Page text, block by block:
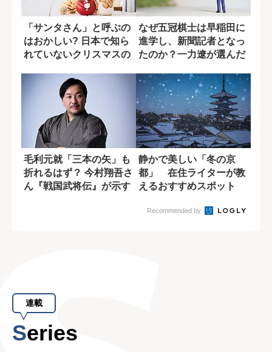
「サンタさん」と呼ぶの
はおかしい? 日本で知ら
れていないクリスマスの
なぜ五冠棋士は早稲田に
進学し、新聞記者となっ
たのか？一力遼が選んだ
毛利元就「三本の矢」も
折れるはず？ 今村翔吾さ
ん『戦国武将伝』が示す
静かで美しい「冬の京
都」 在住ライターが教
えるおすすめスポット
Recommended by
連載
Series